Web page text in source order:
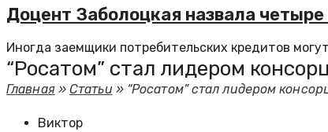
Доцент Заболоцкая назвала
Иногда заемщики потребительских кредитов
“Росатом” стал лидером
Главная»Статьи » “Росатом” стал лидером
Виктор